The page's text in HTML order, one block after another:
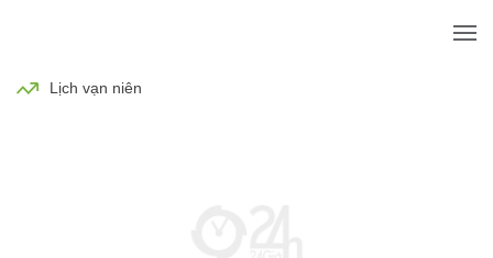
Lịch vạn niên